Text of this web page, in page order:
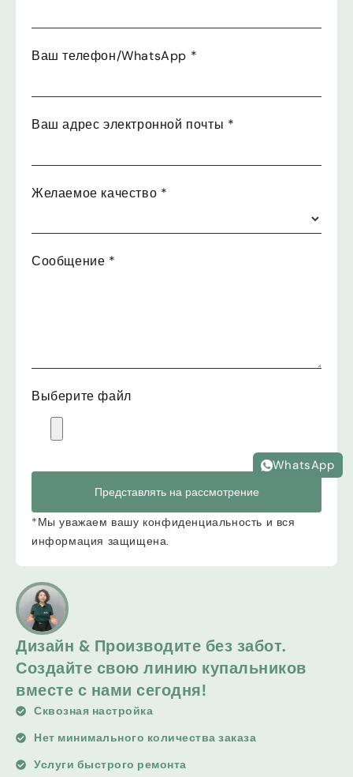
Дизайн & Производите без забот.
Создайте свою линию купальников
вместе с нами сегодня!
Сквозная настройка
Нет минимального количества заказа
Услуги быстрого ремонта
Ваш телефон/WhatsApp *
Ваш адрес электронной почты *
Желаемое качество *
Сообщение *
Выберите файл
Представлять на рассмотрение
*Мы уважаем вашу конфиденциальность и вся
информация защищена.
WhatsApp